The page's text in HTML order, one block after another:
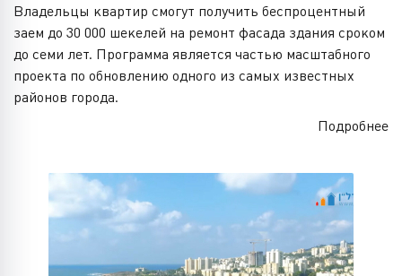
Владельцы квартир смогут получить беспроцентный
заем до 30 000 шекелей на ремонт фасада здания сроком
до семи лет. Программа является частью масштабного
проекта по обновлению одного из самых известных
районов города.
Подробнее